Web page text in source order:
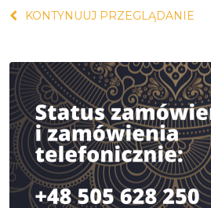
KONTYNUUJ PRZEGLĄDANIE